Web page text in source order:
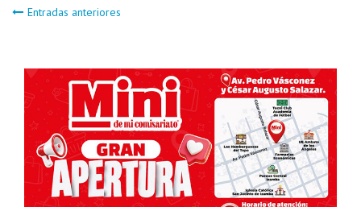
Navegación
de
entradas
Entradas anteriores